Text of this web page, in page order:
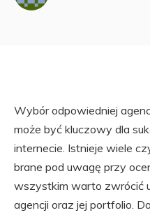
Wybór odpowiedniej
może być kluczowy dla
internecie. Istnieje wiele
brane pod uwagę przy
wszystkim warto zwrócić
agencji oraz jej portfolio.